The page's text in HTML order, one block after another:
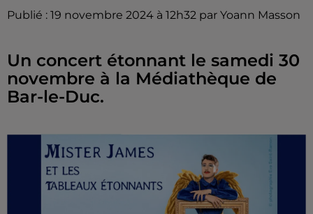
Publié : 19 novembre 2024 à 12h32 par Yoann Masson
Un concert étonnant le samedi 30
novembre à la Médiathèque de
Bar-le-Duc.